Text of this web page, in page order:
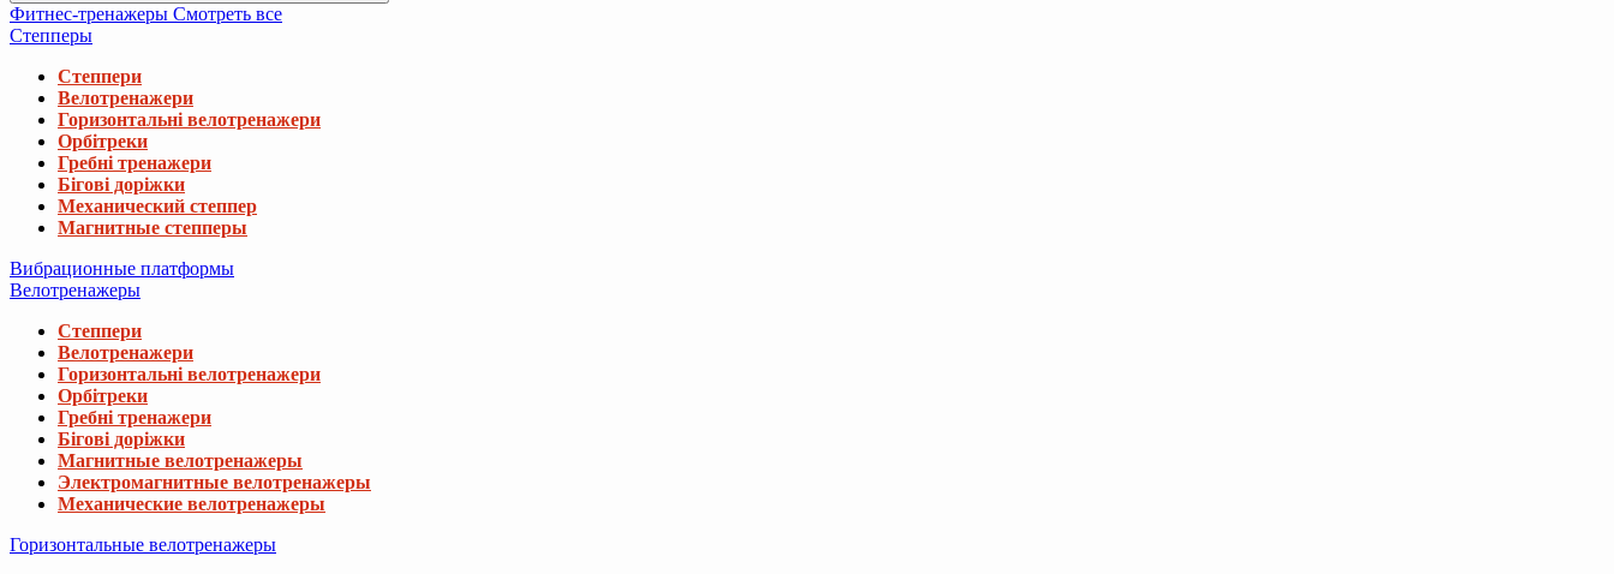
Фитнес-тренажеры Смотреть все
Степперы
Степпери
Велотренажери
Горизонтальні велотренажери
Орбітреки
Гребні тренажери
Бігові доріжки
Механический степпер
Магнитные степперы
Вибрационные платформы
Велотренажеры
Степпери
Велотренажери
Горизонтальні велотренажери
Орбітреки
Гребні тренажери
Бігові доріжки
Магнитные велотренажеры
Электромагнитные велотренажеры
Механические велотренажеры
Горизонтальные велотренажеры